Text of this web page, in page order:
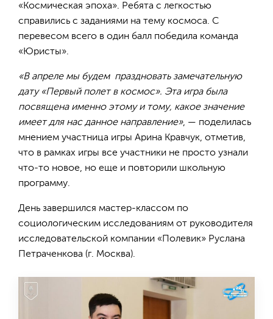
«Космическая эпоха». Ребята с легкостью
справились с заданиями на тему космоса. С
перевесом всего в один балл победила команда
«Юристы».
«В апреле мы будем праздновать замечательную
дату «Первый полет в космос». Эта игра была
посвящена именно этому и тому, какое значение
имеет для нас данное направление», — поделилась
мнением участница игры Арина Кравчук, отметив,
что в рамках игры все участники не просто узнали
что-то новое, но еще и повторили школьную
программу.
День завершился мастер-классом по
социологическим исследованиям от руководителя
исследовательской компании «Полевик» Руслана
Петраченкова (г. Москва).